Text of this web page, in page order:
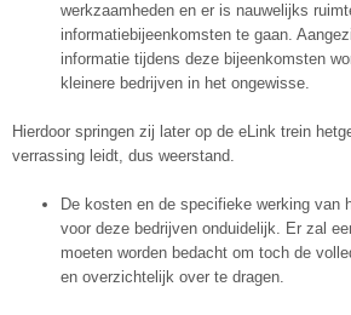
werkzaamheden en er is nauwelijks
informatiebijeenkomsten te gaan.
informatie tijdens deze bijeenkomsten
kleinere bedrijven in het ongewisse.
Hierdoor springen zij later op de eLink trein
verrassing leidt, dus weerstand.
De kosten en de specifieke werking van
voor deze bedrijven onduidelijk. Er zal
moeten worden bedacht om toch de
en overzichtelijk over te dragen.